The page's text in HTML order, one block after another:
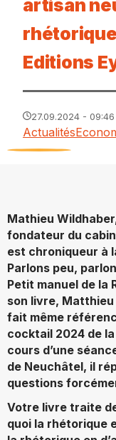
artisan
Editions
27.09.2024 - 09:46
Actualités
Mathieu
fondateur du
est chroniqueur à
Parlons peu,
Petit manuel de la
son livre, Matthieu
fait même
cocktail 2024 de
cours d’une
de Neuchâtel, il
questions
Votre livre traite
quoi la rhétorique